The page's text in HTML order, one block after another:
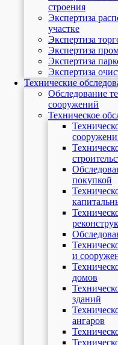
строения
Экспертиза
участке
Экспертиза
Экспертиза
Экспертиза
Экспертиза
Технические
Обследование
сооружений
Техническое
покупкой
и
домов
зданий
ангаров